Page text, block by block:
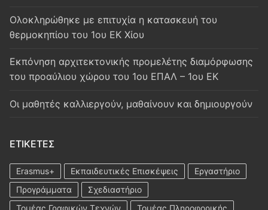
Oλοκληρώθηκε με επιτυχία η κατασκευή του
θερμοκηπίου του 1ου ΕΚ Χίου
Εκπόνηση αρχιτεκτονικής προμελέτης διαμόρφωσης
του προαύλιου χώρου του 1ου ΕΠΑΛ – 1ου ΕΚ
Οι μαθητές καλλιεργούν, μαθαίνουν και δημιουργούν
ΕΤΙΚΈΤΕΣ
Erasmus+ Εκπαιδευτικές Επισκέψεις
Εργαστήριο
Προγράμματα
Σχεδιαστήριο